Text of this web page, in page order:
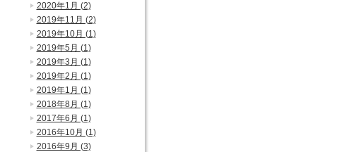
2020年1月 (2)
2019年11月 (2)
2019年10月 (1)
2019年5月 (1)
2019年3月 (1)
2019年2月 (1)
2019年1月 (1)
2018年8月 (1)
2017年6月 (1)
2016年10月 (1)
2016年9月 (3)